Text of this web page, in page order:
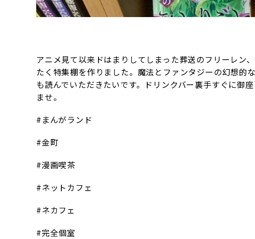
アニメ見て以来ドはまりしてしまった葬送のフリーレン
たく特集棚を作りました。魔法とファンタジーの幻想的
も読んでいただきたいです。ドリンクバー裏手すぐに御
ませ。
#まんがランド
#金町
#漫画喫茶
#ネットカフェ
#ネカフェ
#完全個室